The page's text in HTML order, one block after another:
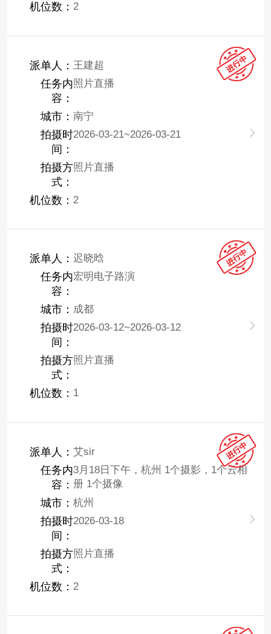
机位数： 2
派单人： 王建超
任务内
容：
照片直播
城市： 南宁
拍摄时
间：
2026-03-21~2026-03-21
拍摄方
式：
照片直播
机位数： 2
派单人： 迟晓晗
任务内
容：
宏明电子路演
城市： 成都
拍摄时
间：
2026-03-12~2026-03-12
拍摄方
式：
照片直播
机位数： 1
派单人： 艾sir
任务内
容：
3月18日下午，杭州 1个摄影，1个云相
册 1个摄像
城市： 杭州
拍摄时
间：
2026-03-18
拍摄方
式：
照片直播
机位数： 2